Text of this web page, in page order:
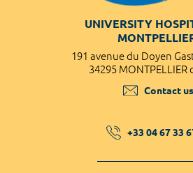
UNIVERSITY
191 avenue du Doyen
34295 MONTPELLIER
Contact us
+33 04 67 33